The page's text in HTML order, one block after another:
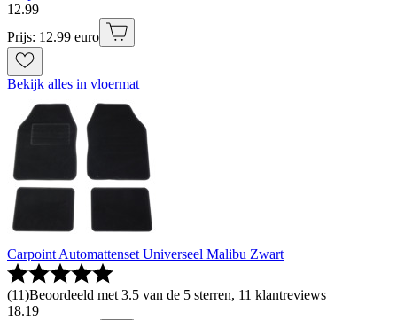
12.99
Prijs: 12.99 euro
Bekijk alles in vloermat
Carpoint Automattenset Universeel Malibu Zwart
(11)Beoordeeld met 3.5 van de 5 sterren, 11 klantreviews
18.19